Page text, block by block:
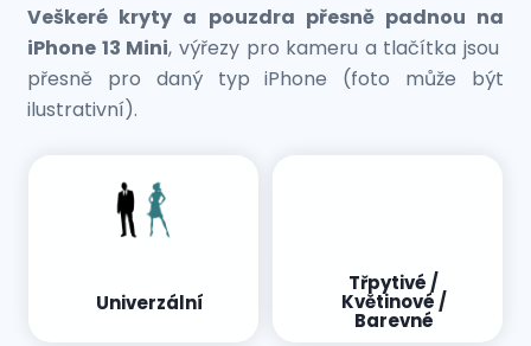
Veškeré kryty a pouzdra přesně padnou na
iPhone 13 Mini, výřezy pro kameru a tlačítka jsou
přesně pro daný typ iPhone (foto může být
ilustrativní).
Univerzální
Třpytivé /
Květinové /
Barevné